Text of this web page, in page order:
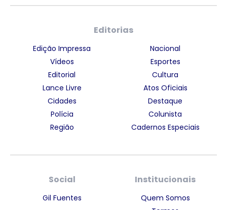
Editorias
Edição Impressa
Vídeos
Editorial
Lance Livre
Cidades
Polícia
Região
Nacional
Esportes
Cultura
Atos Oficiais
Destaque
Colunista
Cadernos Especiais
Social
Gil Fuentes
Institucionais
Quem Somos